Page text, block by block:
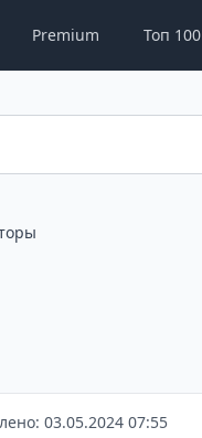
Premium Топ 100
03.05.2024 07:55